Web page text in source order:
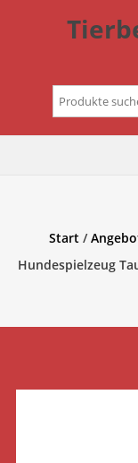
Suchen
nach:
Start /
Hundespielzeug